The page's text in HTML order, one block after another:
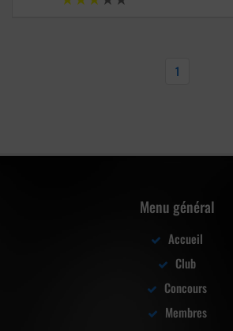
1
Menu général
Accueil
Club
Concours
Membres